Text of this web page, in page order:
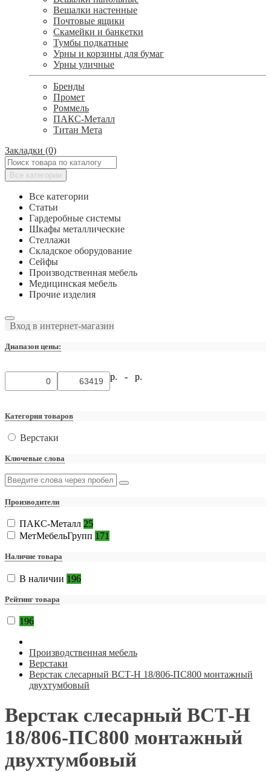
Вешалки настенные
Почтовые ящики
Скамейки и банкетки
Тумбы подкатные
Урны и корзины для бумаг
Урны уличные
Бренды
Промет
Роммель
ПАКС-Металл
Титан Мета
Закладки (0)
Все категории
Все категории
Статьи
Гардеробные системы
Шкафы металлические
Стеллажи
Складское оборудование
Сейфы
Производственная мебель
Медицинская мебель
Прочие изделия
Вход в интернет-магазин
Диапазон цены:
р. - р.
Категория товаров
Верстаки
Ключевые слова
Производители
ПАКС-Металл 25
МетМебельГрупп 171
Наличие товара
В наличии 196
Рейтинг товара
196
Производственная мебель
Верстаки
Верстак слесарный ВСТ-Н 18/806-ПС800 монтажный
двухтумбовый
Верстак слесарный ВСТ-Н
18/806-ПС800 монтажный
двухтумбовый